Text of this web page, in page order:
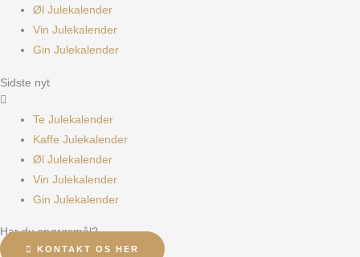
Øl Julekalender
Vin Julekalender
Gin Julekalender
Sidste nyt
Te Julekalender
Kaffe Julekalender
Øl Julekalender
Vin Julekalender
Gin Julekalender
Har du spørgsmål?
KONTAKT OS HER